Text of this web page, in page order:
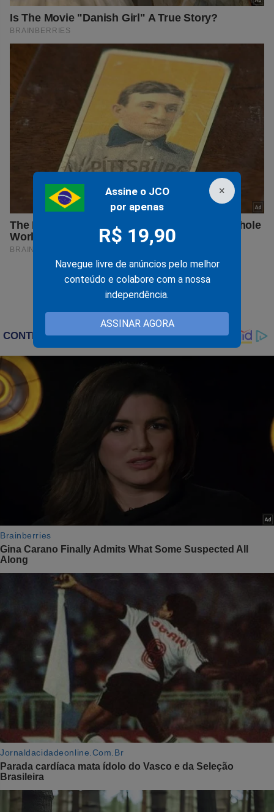
×
Assine o JCO
por apenas
R$ 19,90
Navegue livre de anúncios pelo melhor
conteúdo e colabore com a nossa
independência.
ASSINAR AGORA